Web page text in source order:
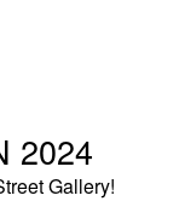
2024
Gallery!